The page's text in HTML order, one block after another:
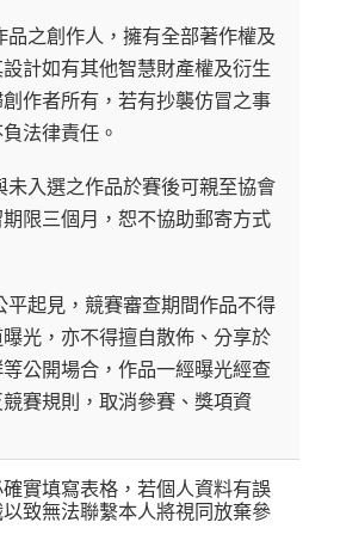
品之創作人，擁有全部著作權及
計如有其他智慧財產權及衍生
作者所有，若有抄襲仿冒之事
法律責任。
未入選之作品於賽後可親至協會
限三個月，恕不協助郵寄方式
平起見，競賽審查期間作品不得
光，亦不得擅自散佈、分享於
公開場合，作品一經曝光經查
賽規則，取消參賽、獎項資
實填寫表格，若個人資料有誤
致無法聯繫本人將視同放棄參